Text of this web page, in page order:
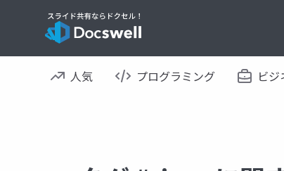
人気 プログラミング ビジ